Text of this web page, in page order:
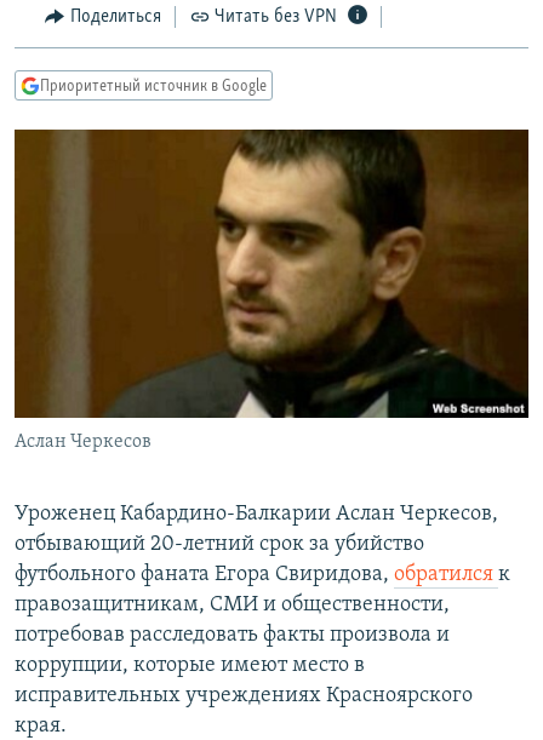
главной
навигации
Вернутся
КУЛЬТУРА
IDEL.РЕАЛИИ
КАВКАЗ.РЕАЛИИ
РАСПИСАНИЕ ВЕЩАНИЯ
ПОДПИШИТЕСЬ НА РАССЫЛКУ
Все сайты РСЕ/РС
Поделиться Читать без VPN
Приоритетный источник в Google
Аслан Черкесов
Уроженец Кабардино-Балкарии Аслан Черкесов,
отбывающий 20-летний срок за убийство
футбольного фаната Егора Свиридова, обратился к
правозащитникам, СМИ и общественности,
потребовав расследовать факты произвола и
коррупции, которые имеют место в
исправительных учреждениях Красноярского
края.